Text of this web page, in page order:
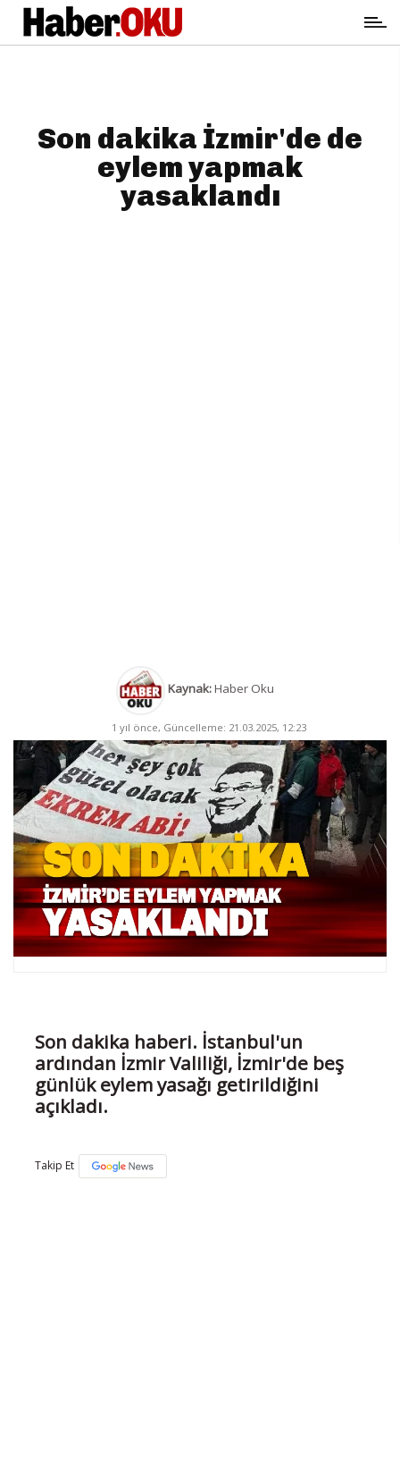
Son dakika İzmir'de de
eylem yapmak
yasaklandı
Kaynak:Haber Oku
1 yıl önce, Güncelleme: 21.03.2025, 12:23
Son dakika haberi. İstanbul'un
ardından İzmir Valiliği, İzmir'de beş
günlük eylem yasağı getirildiğini
açıkladı.
Takip Et